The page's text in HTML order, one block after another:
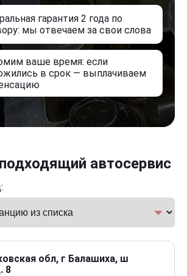
гарантия 2 года по
мы отвечаем за свои слова
ваше время: если
в срок — выплачиваем
автосервис
обл, г Балашиха, ш
8